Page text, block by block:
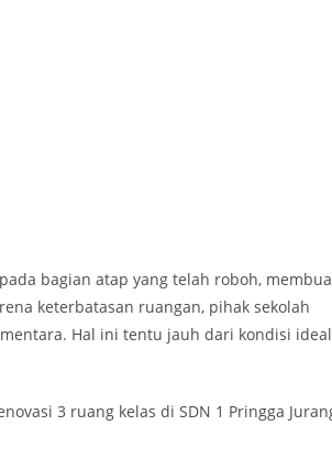
bagian atap yang telah roboh,
keterbatasan ruangan, pihak sekolah
Hal ini tentu jauh dari kondisi ideal
3 ruang kelas di SDN 1 Pringga